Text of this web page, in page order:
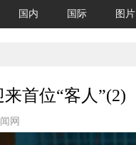
国内 国际 图片
首位“客人”(2)
网